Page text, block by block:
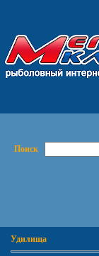
Поиск
Удилища